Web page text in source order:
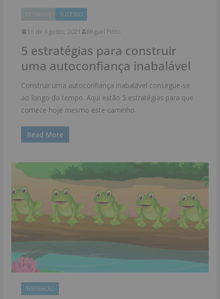
SUCESSO
16 de Agosto, 2021 Miguel Pinto
5 estratégias para construir
uma autoconfiança inabalável
Construir uma autoconfiança inabalável consegue-se
ao longo do tempo. Aqui estão 5 estratégias para que
comece hoje mesmo este caminho.
Read More
INSPIRAÇÃO